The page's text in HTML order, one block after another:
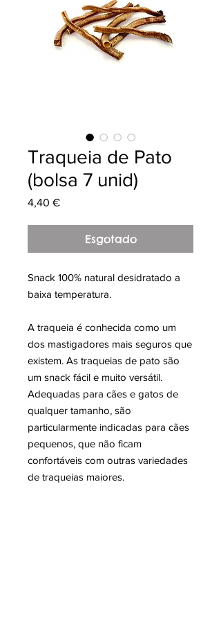
Traqueia de Pato
(bolsa 7 unid)
4,40 €Preço
Esgotado
Snack 100% natural desidratado a
baixa temperatura.
A traqueia é conhecida como um
dos mastigadores mais seguros que
existem. As traqueias de pato são
um snack fácil e muito versátil.
Adequadas para cães e gatos de
qualquer tamanho, são
particularmente indicadas para cães
pequenos, que não ficam
confortáveis com outras variedades
de traqueias maiores.